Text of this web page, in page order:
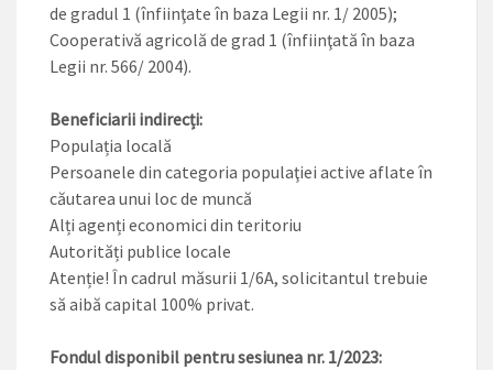
de gradul 1 (înfiinţate în baza Legii nr. 1/ 2005);
Cooperativă agricolă de grad 1 (înfiinţată în baza
Legii nr. 566/ 2004).
Beneficiarii indirecți:
Populația locală
Persoanele din categoria populaţiei active aflate în
căutarea unui loc de muncă
Alți agenți economici din teritoriu
Autorități publice locale
Atenție! În cadrul măsurii 1/6A, solicitantul trebuie
să aibă capital 100% privat.
Fondul disponibil pentru sesiunea nr. 1/2023: